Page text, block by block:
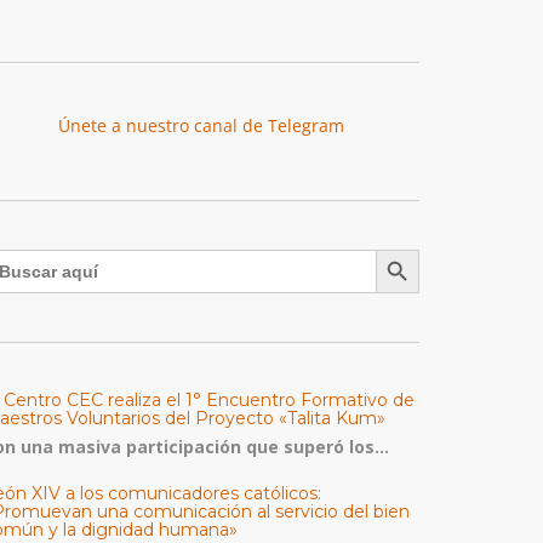
Únete a nuestro canal de Telegram
Botón de búsqueda
Centro CEC realiza el 1° Encuentro Formativo de
Voluntarios del Proyecto «Talita Kum»
una masiva participación que superó los...
XIV a los comunicadores católicos:
una comunicación al servicio del bien
y la dignidad humana»